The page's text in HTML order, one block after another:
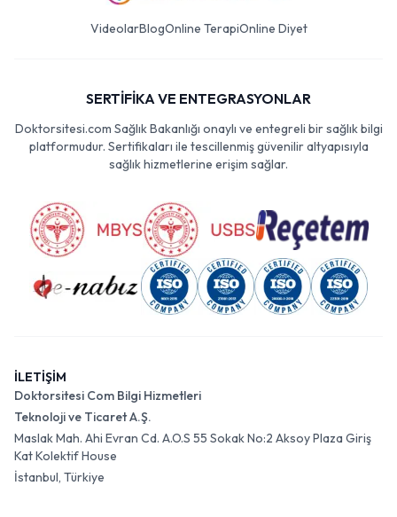
VideolarBlogOnline TerapiOnline Diyet
SERTİFİKA VE ENTEGRASYONLAR
Doktorsitesi.com Sağlık Bakanlığı onaylı ve entegreli bir sağlık bilgi
platformudur. Sertifikaları ile tescillenmiş güvenilir altyapısıyla
sağlık hizmetlerine erişim sağlar.
İLETİŞİM
Doktorsitesi Com Bilgi Hizmetleri
Teknoloji ve Ticaret A.Ş.
Maslak Mah. Ahi Evran Cd. A.O.S 55 Sokak No:2 Aksoy Plaza Giriş
Kat Kolektif House
İstanbul, Türkiye